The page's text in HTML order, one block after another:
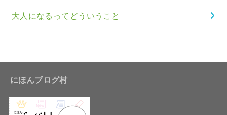
大人になるってどういうこと
にほんブログ村